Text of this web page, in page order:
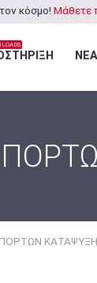
κόσμο! Μάθετε
ΝΕΑ